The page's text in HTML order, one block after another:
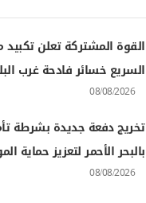
القوة المشتركة تعلن تكبيد
السريع خسائر فادحة غرب
08/08/2026
تخريج دفعة جديدة بشرطة
بالبحر الأحمر لتعزيز حماية
08/08/2026